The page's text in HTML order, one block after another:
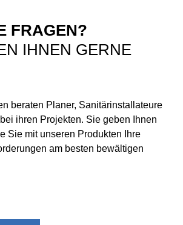
FRAGEN?
IHNEN GERNE
beraten Planer, Sanitärinstallateure
ihren Projekten. Sie geben Ihnen
Sie mit unseren Produkten Ihre
am besten bewältigen